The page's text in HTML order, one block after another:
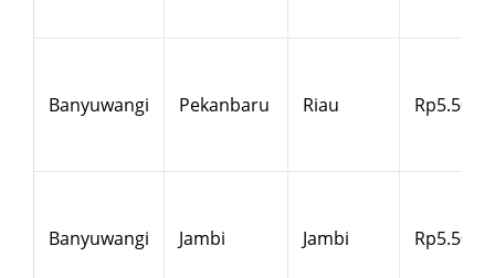
Banyuwangi Pekanbaru Riau Rp5.500
Banyuwangi Jambi Jambi Rp5.500